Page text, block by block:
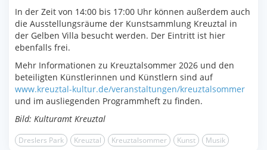
In der Zeit von 14:00 bis 17:00 Uhr können außerdem auch
die Ausstellungsräume der Kunstsammlung Kreuztal in
der Gelben Villa besucht werden. Der Eintritt ist hier
ebenfalls frei.
Mehr Informationen zu Kreuztalsommer 2026 und den
beteiligten Künstlerinnen und Künstlern sind auf
www.kreuztal-kultur.de/veranstaltungen/kreuztalsommer
und im ausliegenden Programmheft zu finden.
Bild: Kulturamt Kreuztal
Dreslers Park Kreuztal Kreuztalsommer Kunst Musik